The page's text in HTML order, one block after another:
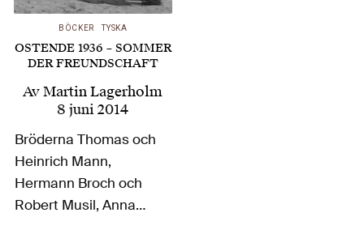
slump tog både
läsning och julfirande
mig till…
BÖCKER TYSKA
OSTENDE 1936 – SOMMER
DER FREUNDSCHAFT
AvMartin Lagerholm
8 juni 2014
Bröderna Thomas och
Heinrich Mann,
Hermann Broch och
Robert Musil, Anna